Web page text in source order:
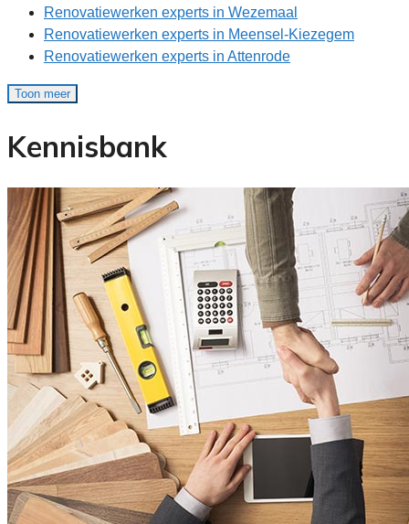
Renovatiewerken experts in Wezemaal
Renovatiewerken experts in Meensel-Kiezegem
Renovatiewerken experts in Attenrode
Toon meer
Kennisbank